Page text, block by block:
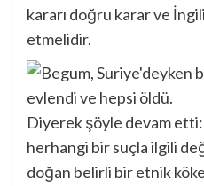
kararı doğru karar ve
etmelidir.
Diyerek şöyle devam
herhangi bir suçla ilgili
doğan belirli bir etnik